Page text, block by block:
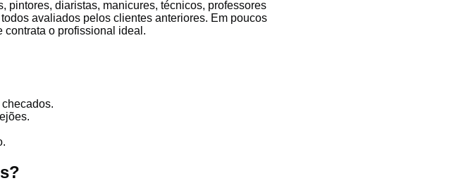
pintores, diaristas, manicures, técnicos, professores
avaliados pelos clientes anteriores. Em poucos
contrata o profissional ideal.